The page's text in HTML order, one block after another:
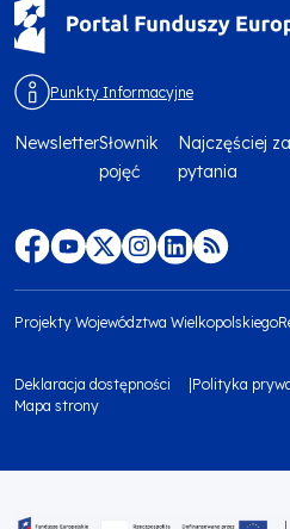
Punkty Informacyjne
Menu
footer
społecznościowe
top
NewsletterSłownik
pojęć
Najczęściej
pytania
footer
Projekty Województwa Wielkopolskiego
Menu
footer
Deklaracja dostępności Polityka
Mapa strony